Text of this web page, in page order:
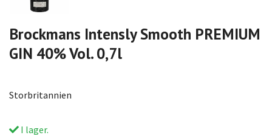
Brockmans Intensly Smooth PREMIUM
GIN 40% Vol. 0,7l
Storbritannien
I lager.